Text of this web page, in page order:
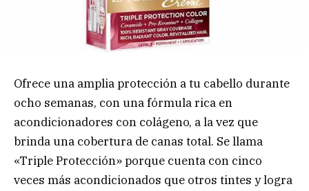
Ofrece una amplia protección a tu cabello durante
ocho semanas, con una fórmula rica en
acondicionadores con colágeno, a la vez que
brinda una cobertura de canas total. Se llama
«Triple Protección» porque cuenta con cinco
veces más acondicionados que otros tintes y logra